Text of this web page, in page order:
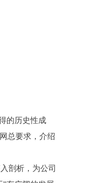
的历史性成
总要求，介绍
剖析，为公司